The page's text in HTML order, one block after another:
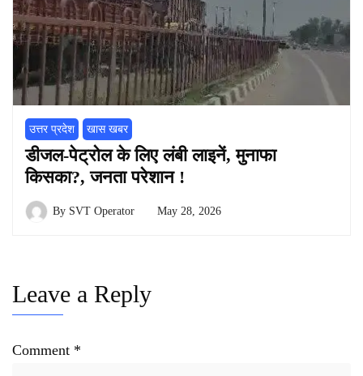
उत्तर प्रदेश खास खबर
डीजल-पेट्रोल के लिए लंबी लाइनें, मुनाफा
किसका?, जनता परेशान !
By SVT Operator May 28, 2026
Leave a Reply
Comment *